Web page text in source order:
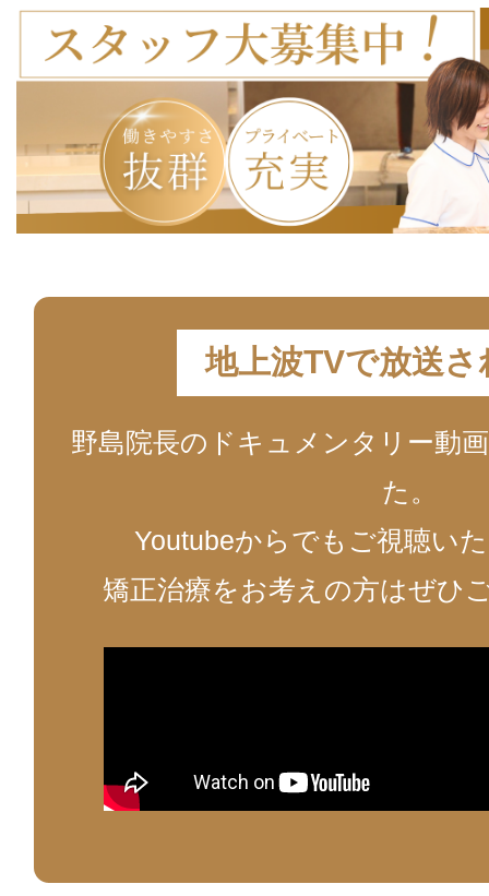
地上波TVで放送
野島院長のドキュメンタリー動
た。
Youtubeからでもご視聴い
矯正治療をお考えの方はぜひ